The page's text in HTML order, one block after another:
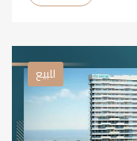
للبيع